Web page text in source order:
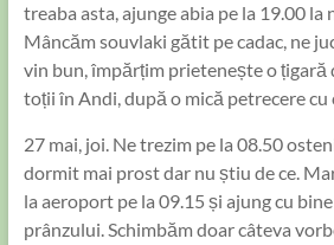
treaba asta, ajunge abia pe la 19.00 la
Mâncăm souvlaki gătit pe cadac, ne
vin bun, împărțim prietenește o țigară
toții în Andi, după o mică petrecere
27 mai, joi. Ne trezim pe la 08.50
dormit mai prost dar nu știu de ce.
la aeroport pe la 09.15 și ajung cu
prânzului. Schimbăm doar câteva